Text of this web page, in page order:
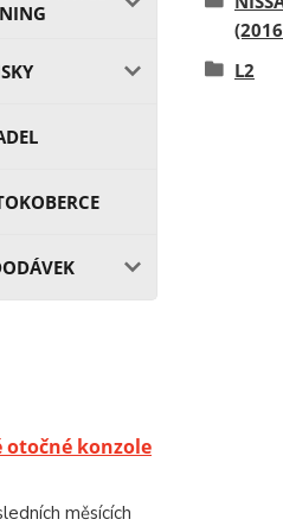
otočné konzole
měsících
L2